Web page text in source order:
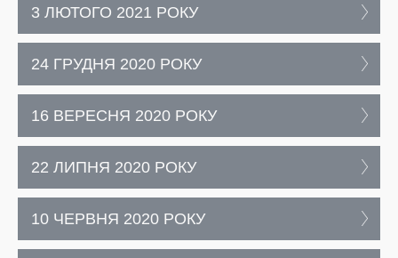
3 ЛЮТОГО 2021 РОКУ
24 ГРУДНЯ 2020 РОКУ
16 ВЕРЕСНЯ 2020 РОКУ
22 ЛИПНЯ 2020 РОКУ
10 ЧЕРВНЯ 2020 РОКУ